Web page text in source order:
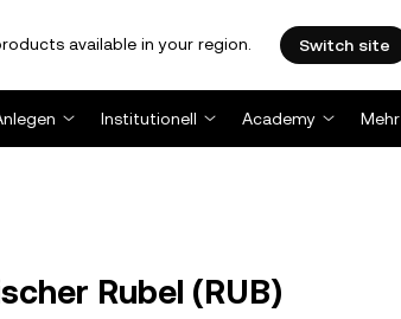
available in your region. Switch site
Institutionell Academy Mehr
Rubel (RUB)